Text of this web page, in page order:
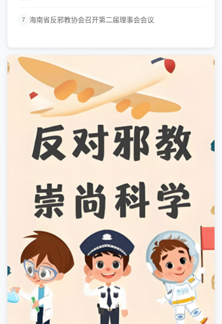
7 海南省反邪教协会召开第二届理事会会议